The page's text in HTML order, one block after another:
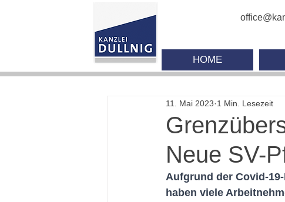
HOME
Neue SV-
11. Mai 2023 1 Min. Lesezeit
Aufgrund der Covid-
haben viele